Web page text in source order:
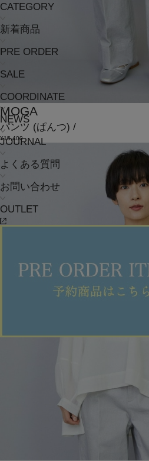
CATEGORY
新着商品
PRE ORDER
SALE
COORDINATE
NEWS
JOURNAL
よくある質問
お問い合わせ
OUTLET
MOGA
パンツ (ぱんつ) /
¥15,400